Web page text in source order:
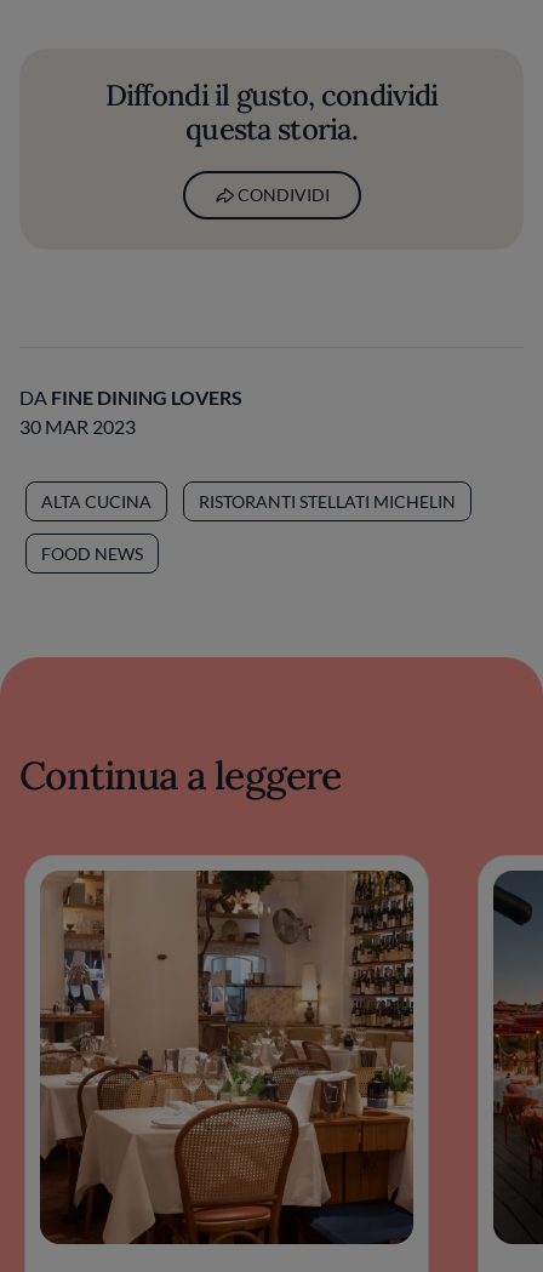
Diffondi il gusto, condividi
questa storia.
CONDIVIDI
DA FINE DINING LOVERS
30 MAR 2023
ALTA CUCINA RISTORANTI STELLATI MICHELIN
FOOD NEWS
Continua a leggere